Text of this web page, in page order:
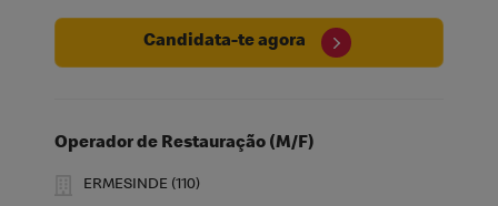
Candidata-te agora
Operador de Restauração (M/F)
ERMESINDE (110)